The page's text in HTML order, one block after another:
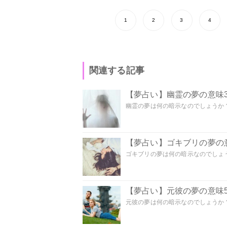
1 2 3 4
関連する記事
【夢占い】幽霊の夢の意
幽霊の夢は何の暗示なのでしょう
【夢占い】ゴキブリの夢
ゴキブリの夢は何の暗示なのでし
【夢占い】元彼の夢の意
元彼の夢は何の暗示なのでしょう